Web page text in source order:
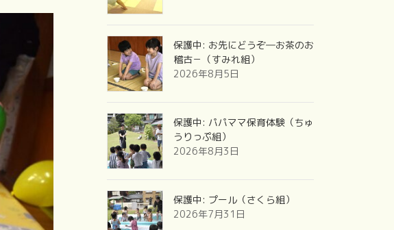
保護中: お先にどうぞ―お茶のお
稽古－（すみれ組）
2026年8月5日
保護中: パパママ保育体験（ちゅ
うりっぷ組）
2026年8月3日
保護中: プール（さくら組）
2026年7月31日